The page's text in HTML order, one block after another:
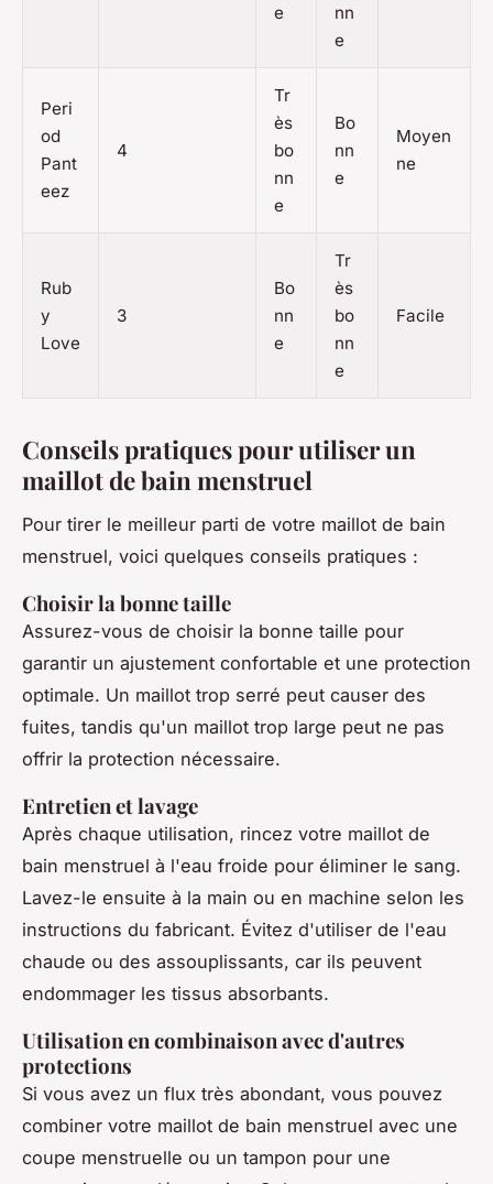
e
nn
e
Peri
od
Pant
eez
4
Tr
ès
bo
nn
e
Bo
nn
e
Moyen
ne
Rub
y
Love
3
Bo
nn
e
Tr
ès
bo
nn
e
Facile
Conseils pratiques pour utiliser un
maillot de bain menstruel
Pour tirer le meilleur parti de votre maillot de bain
menstruel, voici quelques conseils pratiques :
Choisir la bonne taille
Assurez-vous de choisir la bonne taille pour
garantir un ajustement confortable et une protection
optimale. Un maillot trop serré peut causer des
fuites, tandis qu'un maillot trop large peut ne pas
offrir la protection nécessaire.
Entretien et lavage
Après chaque utilisation, rincez votre maillot de
bain menstruel à l'eau froide pour éliminer le sang.
Lavez-le ensuite à la main ou en machine selon les
instructions du fabricant. Évitez d'utiliser de l'eau
chaude ou des assouplissants, car ils peuvent
endommager les tissus absorbants.
Utilisation en combinaison avec d'autres
protections
Si vous avez un flux très abondant, vous pouvez
combiner votre maillot de bain menstruel avec une
coupe menstruelle ou un tampon pour une